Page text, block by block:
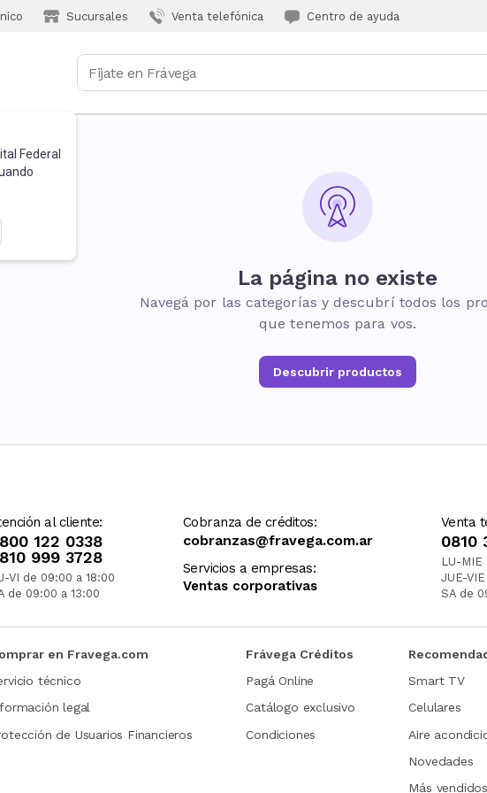
Sucursales Venta telefónica Centro de ayuda
Federal
La página no existe
Navegá por las categorías y descubrí todos los
que tenemos para vos.
Descubrir productos
al cliente:
122 0338
999 3728
VI de 09:00 a 18:00
de 09:00 a 13:00
Cobranza de créditos:
cobranzas@fravega.com.ar
Servicios a empresas:
Ventas corporativas
Venta
0810
LU-
JUE-
SA de
en Fravega.com
técnico
legal
de Usuarios Financieros
Frávega Créditos
Pagá Online
Catálogo exclusivo
Condiciones
Smart TV
Celulares
Aire
Novedades
Más